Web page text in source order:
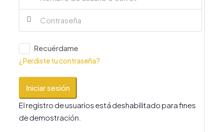
Recuérdame
¿Perdiste tu contraseña?
Iniciar sesión
El registro de usuarios está deshabilitado para fines
de demostración.